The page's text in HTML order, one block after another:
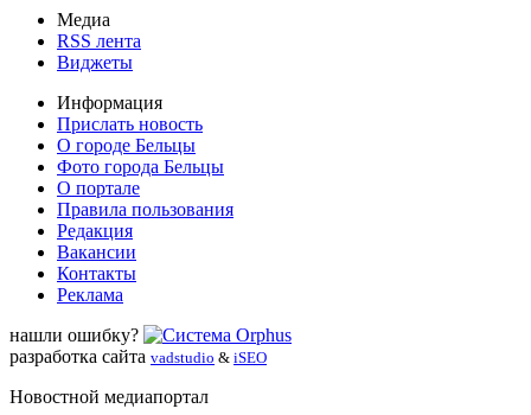
Медиа
RSS лента
Виджеты
Информация
Прислать новость
О городе Бельцы
Фото города Бельцы
О портале
Правила пользования
Редакция
Вакансии
Контакты
Реклама
нашли ошибку?
разработка сайта vadstudio & iSEO
Новостной медиапортал